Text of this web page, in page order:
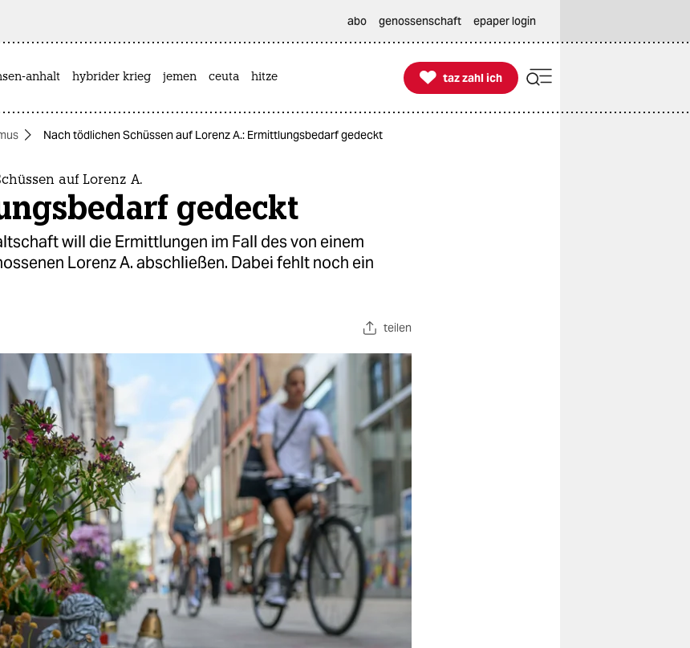
abo genossenschaft epaper login
anhalt hybrider krieg jemen ceuta hitze 
taz zahl ich
taz zahl ich
Nach tödlichen Schüssen auf Lorenz A.: Ermittlungsbedarf gedeckt
auf Lorenz A.
gedeckt
will die Ermittlungen im Fall des von einem
Lorenz A. abschließen. Dabei fehlt noch ein
teilen